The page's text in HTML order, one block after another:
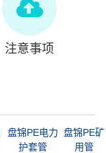
注意事项
盘锦PE电力
护套管
盘锦PE矿
用管